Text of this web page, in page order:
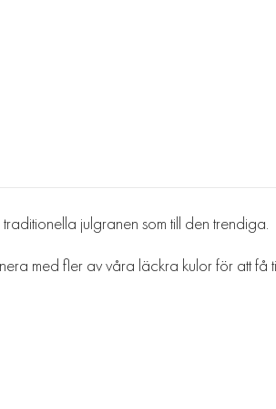
julgranen som till den trendiga.
med fler av våra läckra kulor för att få